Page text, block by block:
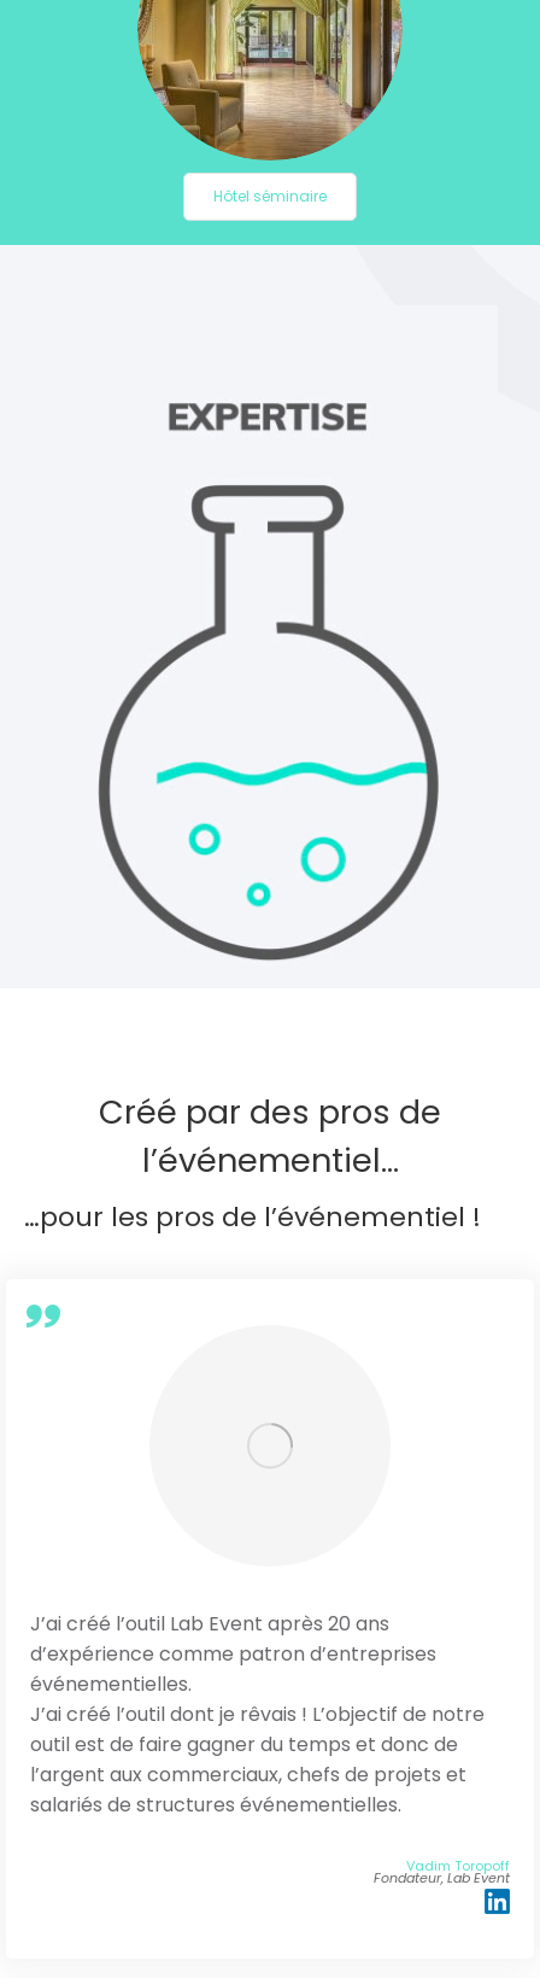
Hôtel séminaire
Des avantages immédiats !
Toutes vos données au même endroit :
gérer l’aspect devis/facture
ergonomique ‘pipeline »
Travaillez en équipes et à distance
Pilotez mieux votre activité
vision consolidée des affaires, des taches, du
travail de chacun et bien sûr de belles
statistiques 🙂
ESSAYEZ GRATUITEMENT !
Créé par des pros de
l’événementiel…
…pour les pros de l’événementiel !
J’ai créé l’outil Lab Event après 20 ans
d’expérience comme patron d’entreprises
événementielles.
J’ai créé l’outil dont je rêvais ! L’objectif de notre
outil est de faire gagner du temps et donc de
l’argent aux commerciaux, chefs de projets et
salariés de structures événementielles.
Vadim Toropoff
Fondateur, Lab Event